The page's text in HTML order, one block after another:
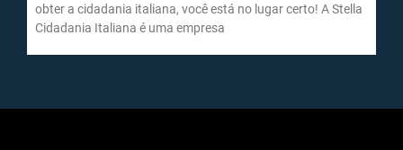
obter a cidadania italiana, você está no lugar certo! A Stella
Cidadania Italiana é uma empresa